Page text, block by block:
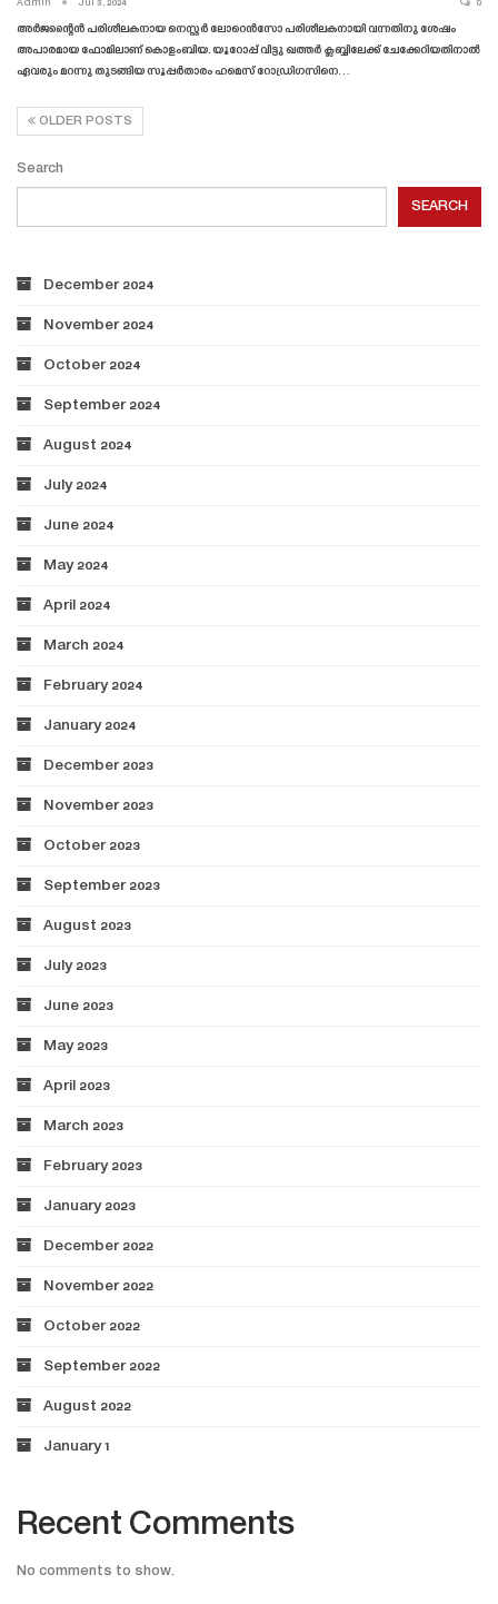
Admin Jul 3, 2024 0
അർജന്റൈൻ പരിശീലകനായ നെസ്റ്റർ ലോറെൻസോ പരിശീലകനായി വന്നതിനു ശേഷം
അപാരമായ ഫോമിലാണ് കൊളംബിയ. യൂറോപ്പ് വിട്ടു ഖത്തർ ക്ലബ്ബിലേക്ക് ചേക്കേറിയതിനാൽ
ഏവരും മറന്നു തുടങ്ങിയ സൂപ്പർതാരം ഹമെസ് റോഡ്രിഗസിനെ…
OLDER POSTS
Search
SEARCH
December 2024
November 2024
October 2024
September 2024
August 2024
July 2024
June 2024
May 2024
April 2024
March 2024
February 2024
January 2024
December 2023
November 2023
October 2023
September 2023
August 2023
July 2023
June 2023
May 2023
April 2023
March 2023
February 2023
January 2023
December 2022
November 2022
October 2022
September 2022
August 2022
January 1
Recent Comments
No comments to show.